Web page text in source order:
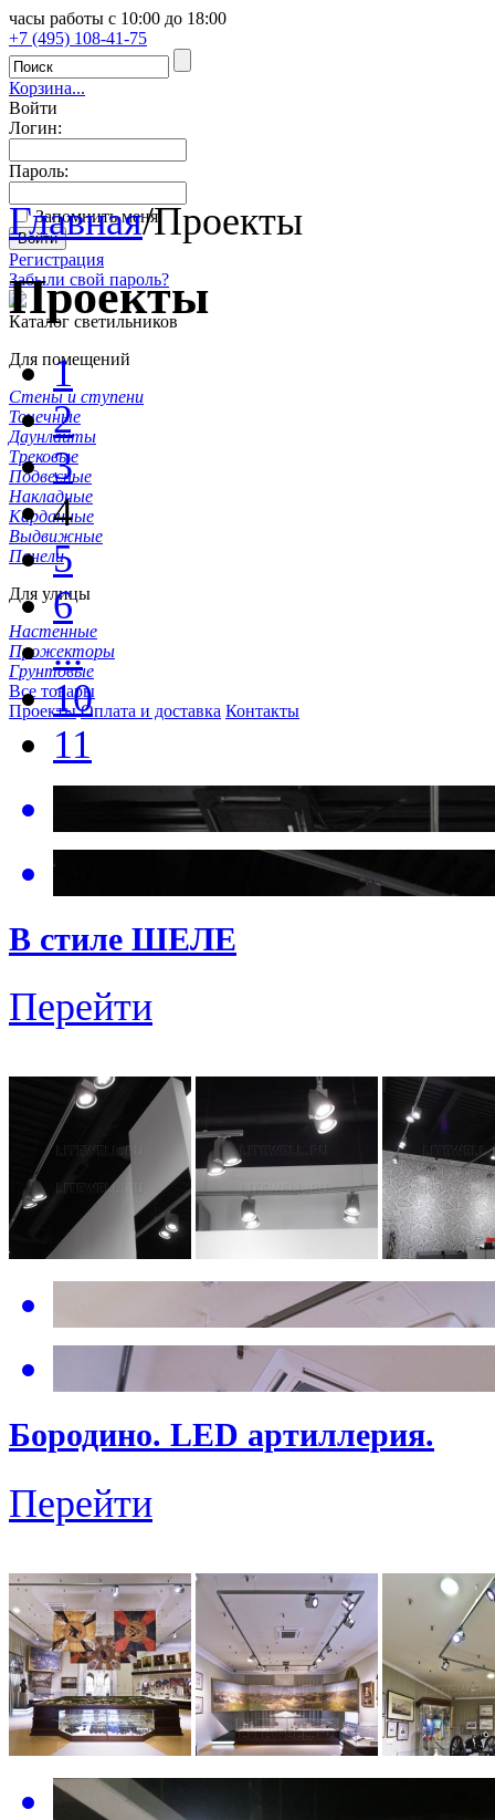
часы работы с 10:00 до 18:00
+7 (495) 108-41-75
Корзина...
Войти
Логин:
Пароль:
Запомнить меня
Регистрация
Забыли свой пароль?
Каталог светильников
Для помещений
Стены и ступени
Точечные
Даунлайты
Трековые
Подвесные
Накладные
Карданные
Выдвижные
Панели
Для улицы
Настенные
Прожекторы
Грунтовые
Все товары
Проекты Оплата и доставка Контакты
Главная/Проекты
Проекты
1
2
3
4
5
6
...
10
11
В стиле ШЕЛЕ
Перейти
Бородино. LED артиллерия.
Перейти